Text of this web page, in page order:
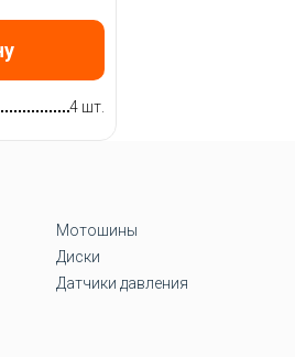
4 шт.
Мотошины
Диски
Датчики давления